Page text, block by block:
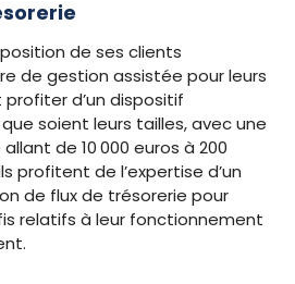
de ses clients
de gestion assistée pour leurs
d’un dispositif
soient leurs tailles, avec une
de 10 000 euros à 200
profitent de l’expertise d’un
de flux de trésorerie pour
relatifs à leur fonctionnement